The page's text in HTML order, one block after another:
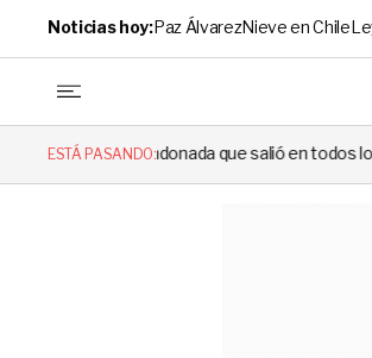
Noticias hoy:Paz ÁlvarezNieve en Chile
ESTÁ PASANDO:
que salió en todos los diarios de 1994